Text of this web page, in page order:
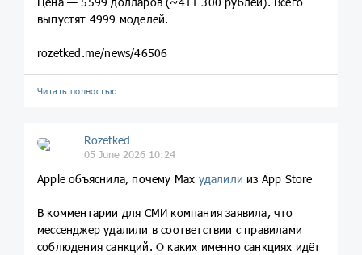
выпустят 4999 моделей.
rozetked.me/news/46506
Читать полностью…
Rozetked
05 June 2026 10:24
Apple объяснила, почему Max удалили из App Store
В комментарии для СМИ компания заявила, что
мессенджер удалили в соответствии с правилами
соблюдения санкций. О каких именно санкциях идёт